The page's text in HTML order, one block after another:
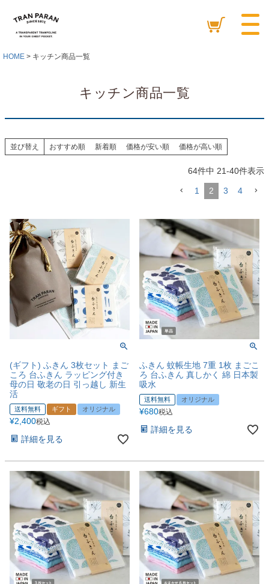
HOME キッチン商品一覧
キッチン商品一覧
並び替え おすすめ順 新着順 価格が安い順 価格が高い順
64件中 21-40件表示
1 2 3 4
(ギフト) ふきん 3枚セット まご
ころ 台ふきん ラッピング付き
母の日 敬老の日 引っ越し 新生
活
送料無料 ギフト オリジナル
¥2,400税込
詳細を見る
ふきん 蚊帳生地 7重 1枚 まごこ
ろ 台ふきん 真しかく 綿 日本製
吸水
送料無料 オリジナル
¥680税込
詳細を見る